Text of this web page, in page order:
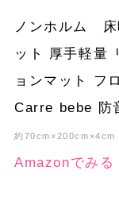
ノンホルム
ット 厚手軽量
ョンマット フ
Carre bebe 防
約
Amazonでみる